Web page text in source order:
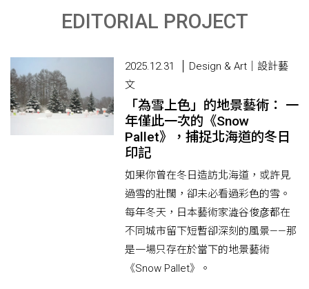
EDITORIAL PROJECT
2025.12.31
Design & Art｜設計藝
文
「為雪上色」的地景藝術： 一
年僅此一次的《Snow
Pallet》，捕捉北海道的冬日
印記
如果你曾在冬日造訪北海道，或許見
過雪的壯闊，卻未必看過彩色的雪。
每年冬天，日本藝術家澁谷俊彦都在
不同城市留下短暫卻深刻的風景——那
是一場只存在於當下的地景藝術
《Snow Pallet》。